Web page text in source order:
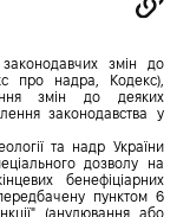
змін до
про надра, Кодекс),
змін до деяких
законодавства у
та надр України
дозволу на
бенефіціарних
пунктом 6
(анулювання або